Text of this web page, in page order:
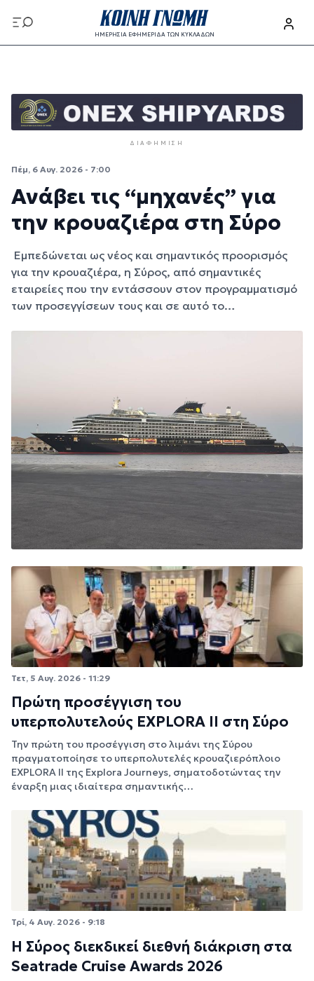
Παράκαμψη προς το κυρίως περιεχόμενο
ΗΜΕΡΗΣΙΑ ΕΦΗΜΕΡΙΔΑ ΤΩΝ ΚΥΚΛΑΔΩΝ
ΔΙΑΦΉΜΙΣΗ
Πέμ, 6 Αυγ. 2026 - 7:00
Ανάβει τις “μηχανές” για
την κρουαζιέρα στη Σύρο
Εμπεδώνεται ως νέος και σημαντικός προορισμός
για την κρουαζιέρα, η Σύρος, από σημαντικές
εταιρείες που την εντάσσουν στον προγραμματισμό
των προσεγγίσεων τους και σε αυτό το…
Τετ, 5 Αυγ. 2026 - 11:29
Πρώτη προσέγγιση του
υπερπολυτελούς EXPLORA II στη Σύρο
Την πρώτη του προσέγγιση στο λιμάνι της Σύρου
πραγματοποίησε το υπερπολυτελές κρουαζιερόπλοιο
EXPLORA II της Explora Journeys, σηματοδοτώντας την
έναρξη μιας ιδιαίτερα σημαντικής…
Τρί, 4 Αυγ. 2026 - 9:18
Η Σύρος διεκδικεί διεθνή διάκριση στα
Seatrade Cruise Awards 2026